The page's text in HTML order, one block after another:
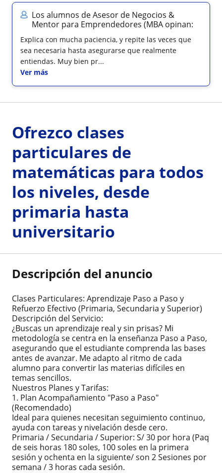
Los alumnos de Asesor de Negocios &
Mentor para Emprendedores (MBA opinan:
Explica con mucha paciencia, y repite las veces que
sea necesaria hasta asegurarse que realmente
entiendas. Muy bien pr...
Ver más
Ofrezco clases
particulares de
matemáticas para todos
los niveles, desde
primaria hasta
universitario
Descripción del anuncio
Clases Particulares: Aprendizaje Paso a Paso y
Refuerzo Efectivo (Primaria, Secundaria y Superior)
​Descripción del Servicio:
​¿Buscas un aprendizaje real y sin prisas? Mi
metodología se centra en la enseñanza Paso a Paso,
asegurando que el estudiante comprenda las bases
antes de avanzar. Me adapto al ritmo de cada
alumno para convertir las materias difíciles en
temas sencillos.
​Nuestros Planes y Tarifas:
​1. Plan Acompañamiento "Paso a Paso"
(Recomendado)
​Ideal para quienes necesitan seguimiento continuo,
ayuda con tareas y nivelación desde cero.
​Primaria / Secundaria / Superior: S/ 30 por hora (Paq
de seis horas 180 soles, 100 soles en la primera
sesión y ochenta en la siguiente/ son 2 Sesiones por
semana / 3 horas cada sesión.